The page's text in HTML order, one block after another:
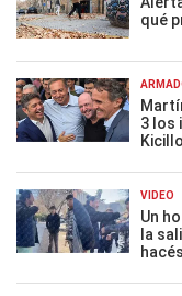
qué
3 los
VIDEO
Un
la